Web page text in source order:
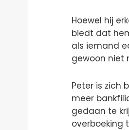
Hoewel hij
biedt dat
als iemand
gewoon niet
Peter is zich
meer
gedaan te
overboeking